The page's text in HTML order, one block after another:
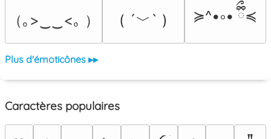
（｡>‿‿<｡ ） ( ´﹀` ) ≽^•༚• ྀིྀ≼
Plus d'émoticônes ▸▸
Caractères populaires